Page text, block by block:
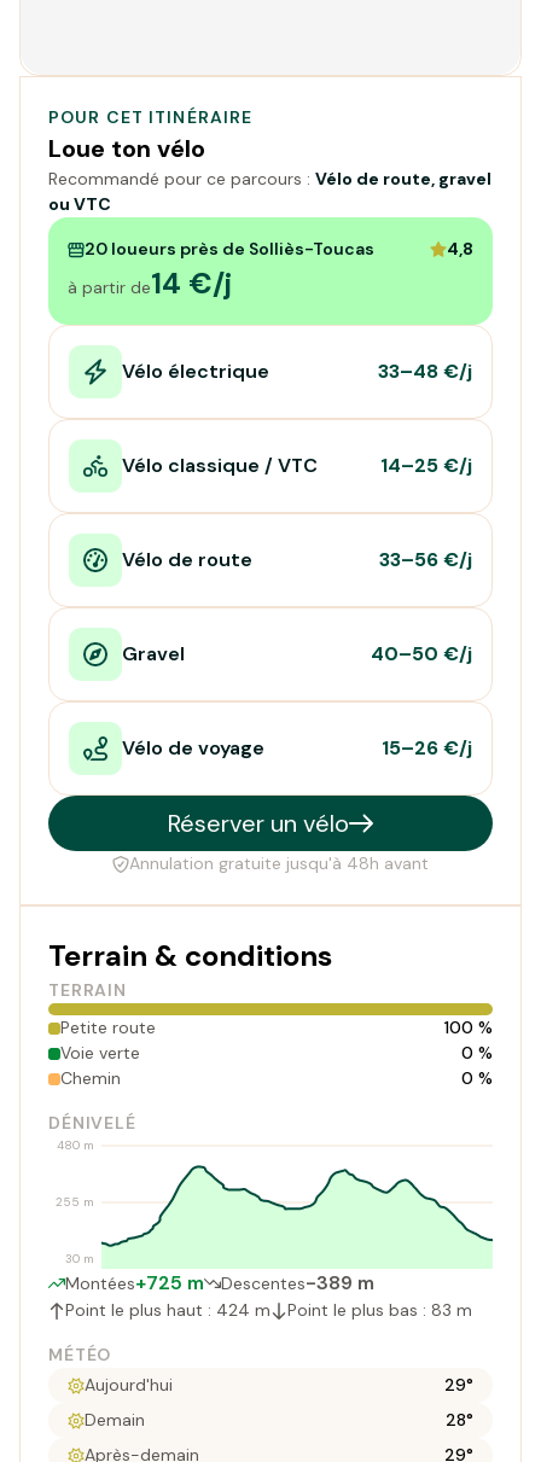
POUR CET ITINÉRAIRE
Loue ton vélo
Recommandé pour ce parcours : Vélo de route, gravel
ou VTC
20 loueurs près de Solliès-Toucas
4,8
à partir de14 €/j
Vélo électrique 33–48 €/j
Vélo classique / VTC 14–25 €/j
Vélo de route 33–56 €/j
Gravel 40–50 €/j
Vélo de voyage 15–26 €/j
Réserver un vélo
Annulation gratuite jusqu'à 48h avant
Terrain & conditions
TERRAIN
Petite route
100 %
Voie verte
0 %
Chemin
0 %
DÉNIVELÉ
30 m
255 m
480 m
Montées+725 m Descentes-389 m
Point le plus haut : 424 m Point le plus bas : 83 m
MÉTÉO
Aujourd'hui
29°
Demain
28°
Après-demain
29°